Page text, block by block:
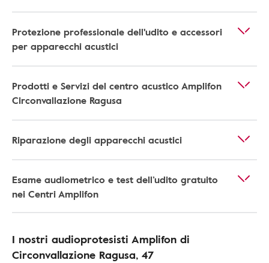
Protezione professionale dell'udito e accessori
per apparecchi acustici
Prodotti e Servizi del centro acustico Amplifon
Circonvallazione Ragusa
Riparazione degli apparecchi acustici
Esame audiometrico e test dell’udito gratuito
nei Centri Amplifon
I nostri audioprotesisti Amplifon di
Circonvallazione Ragusa, 47